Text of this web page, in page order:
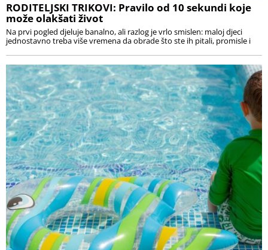
RODITELJSKI TRIKOVI: Pravilo od 10 sekundi koje
može olakšati život
Na prvi pogled djeluje banalno, ali razlog je vrlo smislen: maloj djeci
jednostavno treba više vremena da obrade što ste ih pitali, promisle i